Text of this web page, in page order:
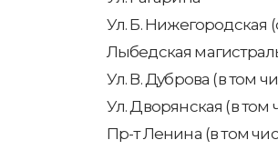
Ул. Б. Нижегородская
Лыбедская
Ул. В. Дуброва (в том
Ул. Дворянская (в том
Пр-т Ленина (в том